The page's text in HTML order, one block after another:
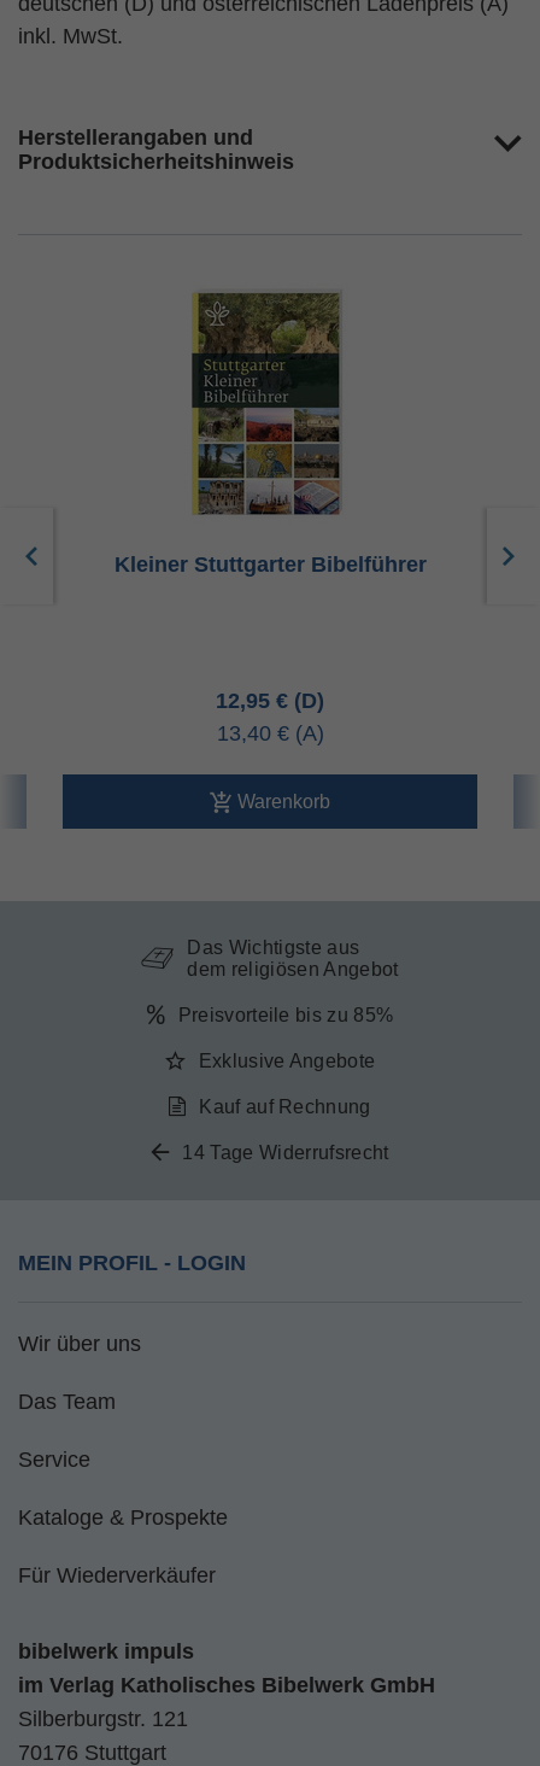
inkl. MwSt.
Herstellerangaben und
Produktsicherheitshinweis
Kleiner Stuttgarter Bibelführer
12,95 €
13,40 €
Warenkorb
Das Wichtigste aus
dem religiösen Angebot
Preisvorteile bis zu 85%
Exklusive Angebote
Kauf auf Rechnung
14 Tage Widerrufsrecht
MEIN PROFIL - LOGIN
Wir über uns
Das Team
Service
Kataloge & Prospekte
Für Wiederverkäufer
bibelwerk impuls
im Verlag Katholisches Bibelwerk GmbH
Silberburgstr. 121
70176 Stuttgart